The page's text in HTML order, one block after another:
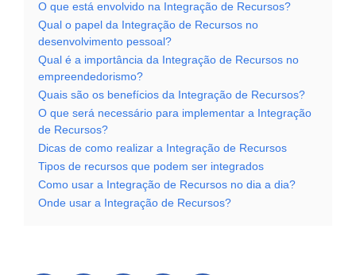
O que está envolvido na Integração de Recursos?
Qual o papel da Integração de Recursos no
desenvolvimento pessoal?
Qual é a importância da Integração de Recursos no
empreendedorismo?
Quais são os benefícios da Integração de Recursos?
O que será necessário para implementar a Integração
de Recursos?
Dicas de como realizar a Integração de Recursos
Tipos de recursos que podem ser integrados
Como usar a Integração de Recursos no dia a dia?
Onde usar a Integração de Recursos?